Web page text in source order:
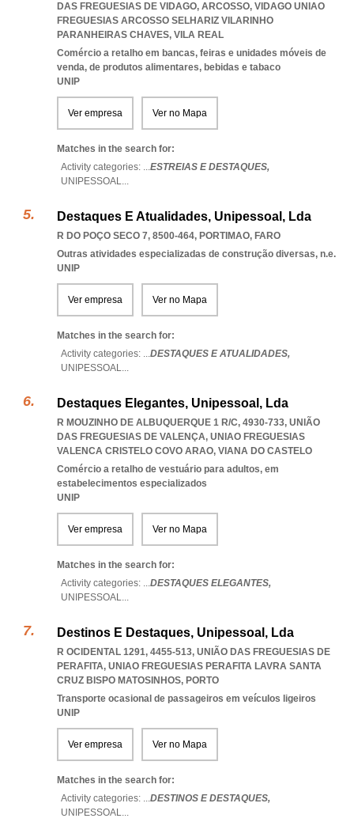
DAS FREGUESIAS DE VIDAGO, ARCOSSO, VIDAGO UNIAO
FREGUESIAS ARCOSSO SELHARIZ VILARINHO
PARANHEIRAS CHAVES, VILA REAL
Comércio a retalho em bancas, feiras e unidades móveis de
venda, de produtos alimentares, bebidas e tabaco
UNIP
Ver empresa Ver no Mapa
Matches in the search for:
Activity categories: ...ESTREIAS E DESTAQUES,
UNIPESSOAL...
Destaques E Atualidades, Unipessoal, Lda
R DO POÇO SECO 7, 8500-464, PORTIMAO, FARO
Outras atividades especializadas de construção diversas, n.e.
UNIP
Ver empresa Ver no Mapa
Matches in the search for:
Activity categories: ...DESTAQUES E ATUALIDADES,
UNIPESSOAL...
Destaques Elegantes, Unipessoal, Lda
R MOUZINHO DE ALBUQUERQUE 1 R/C, 4930-733, UNIÃO
DAS FREGUESIAS DE VALENÇA, UNIAO FREGUESIAS
VALENCA CRISTELO COVO ARAO, VIANA DO CASTELO
Comércio a retalho de vestuário para adultos, em
estabelecimentos especializados
UNIP
Ver empresa Ver no Mapa
Matches in the search for:
Activity categories: ...DESTAQUES ELEGANTES,
UNIPESSOAL...
Destinos E Destaques, Unipessoal, Lda
R OCIDENTAL 1291, 4455-513, UNIÃO DAS FREGUESIAS DE
PERAFITA, UNIAO FREGUESIAS PERAFITA LAVRA SANTA
CRUZ BISPO MATOSINHOS, PORTO
Transporte ocasional de passageiros em veículos ligeiros
UNIP
Ver empresa Ver no Mapa
Matches in the search for:
Activity categories: ...DESTINOS E DESTAQUES,
UNIPESSOAL...